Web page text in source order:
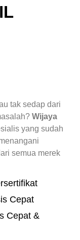
tak sedap dari
Wijaya
yang sudah
semua merek
Cepat
Cepat &